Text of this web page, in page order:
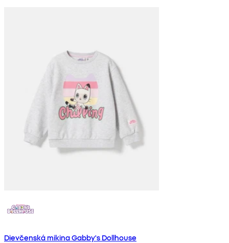
Dievčenská mikina Gabby's Dollhouse